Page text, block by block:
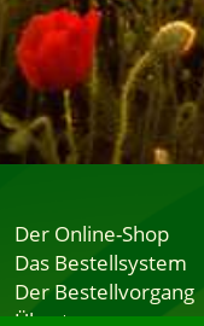
Der Online-Shop
Das Bestellsystem
Der Bestellvorgang
Übertragung